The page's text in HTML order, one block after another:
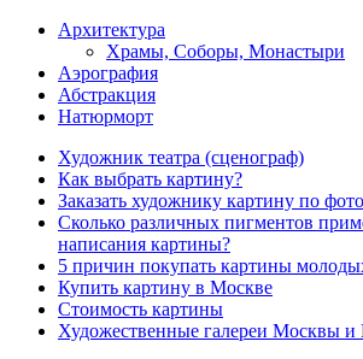
Архитектура
Храмы, Соборы, Монастыри
Аэрография
Абстракция
Натюрморт
Художник театра (сценограф)
Как выбрать картину?
Заказать художнику картину по
Сколько различных пигментов
написания картины?
5 причин покупать картины
Купить картину в Москве
Стоимость картины
Художественные галереи Москвы и